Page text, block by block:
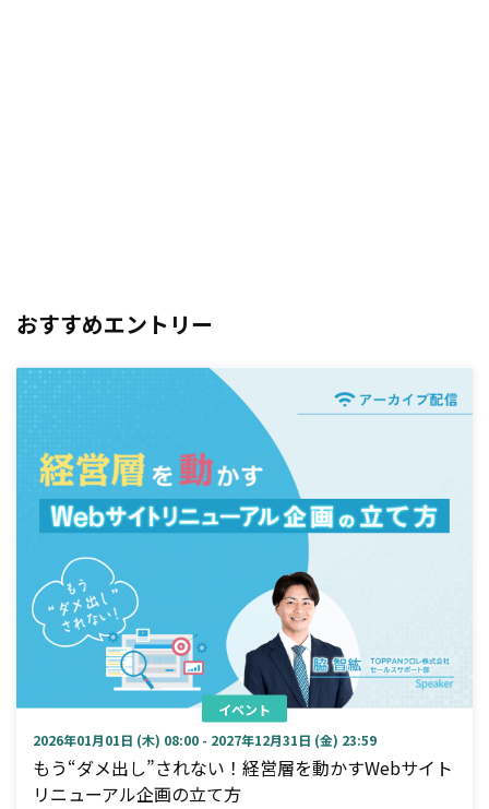
おすすめエントリー
イベント
2026年01月01日 (木) 08:00 - 2027年12月31日 (金) 23:59
もう“ダメ出し”されない！経営層を動かすWebサイト
リニューアル企画の立て方